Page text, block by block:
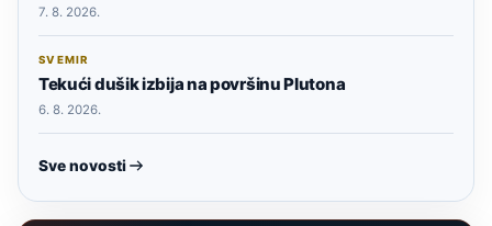
7. 8. 2026.
SVEMIR
Tekući dušik izbija na površinu Plutona
6. 8. 2026.
Sve novosti